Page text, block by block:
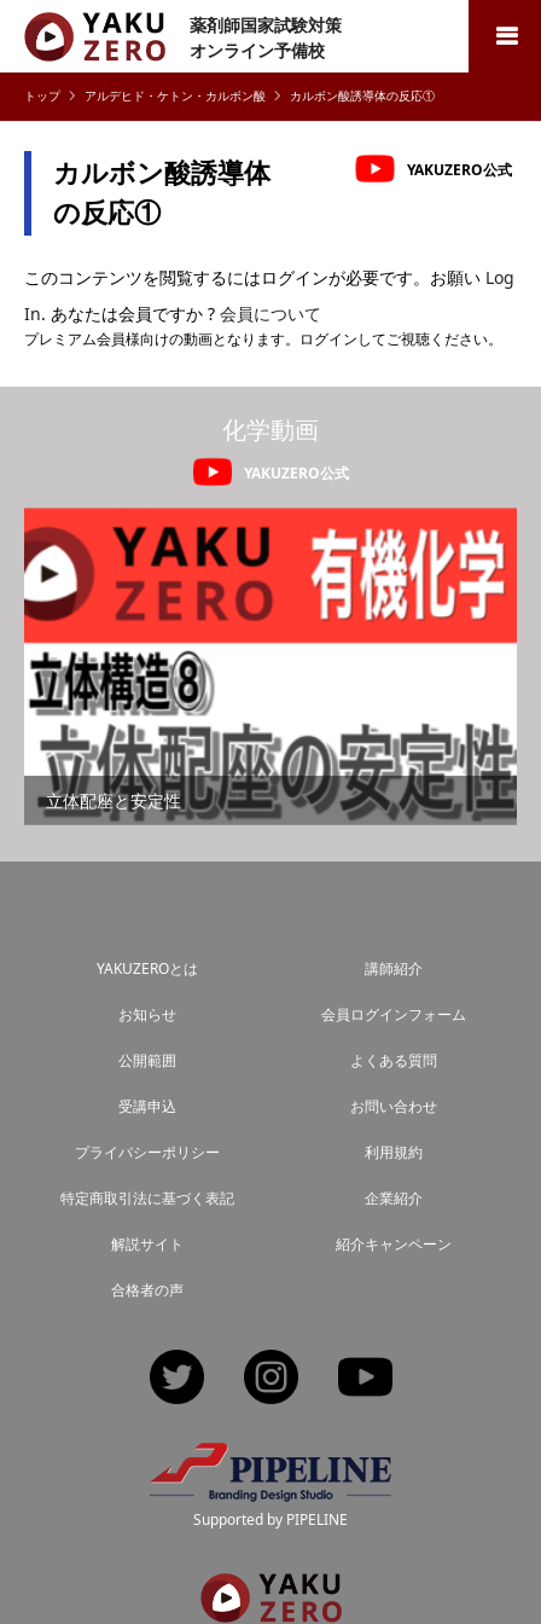
薬剤師国家試験対策
オンライン予備校
検索
アルデヒド・ケトン・カルボン酸 カルボン酸誘導体の反応①
カルボン酸誘導体
の反応①
YAKUZERO公式
このコンテンツを閲覧するにはログインが必要です。お願い Log
In. あなたは会員ですか ? 会員について
プレミアム会員様向けの動画となります。ログインしてご視聴ください。
YAKUZERO公式
化学動画
立体配座と安定性
YAKUZEROとは 講師紹介
お知らせ 会員ログインフォーム
公開範囲 よくある質問
受講申込 お問い合わせ
プライバシーポリシー 利用規約
特定商取引法に基づく表記 企業紹介
解説サイト 紹介キャンペーン
合格者の声
Twitter Instagram
Supported by PIPELINE